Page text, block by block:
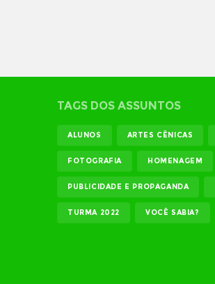
TAGS DOS ASSUNTOS
ALUNOS ARTES CÊNICAS
FOTOGRAFIA HOMENAGEM
PUBLICIDADE E PROPAGANDA
TURMA 2022 VOCÊ SABIA?